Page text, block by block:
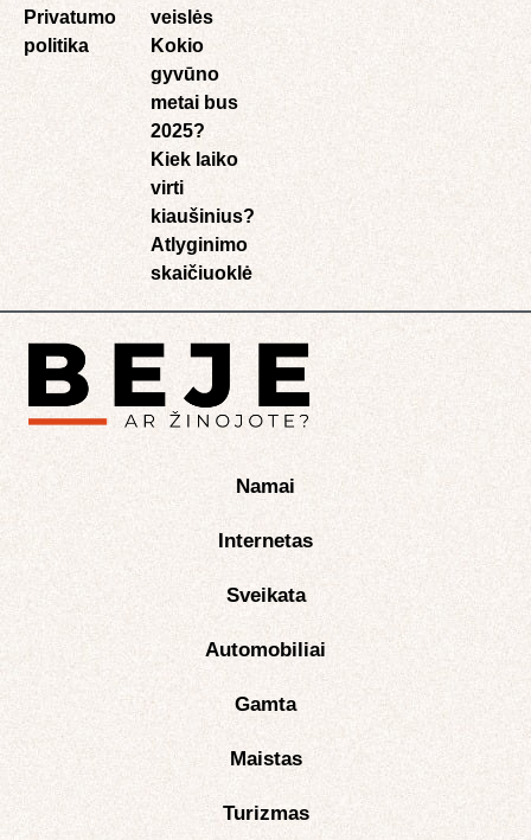
Privatumo
politika
veislės
Kokio
gyvūno
metai bus
2025?
Kiek laiko
virti
kiaušinius?
Atlyginimo
skaičiuoklė​
Namai
Internetas
Sveikata
Automobiliai
Gamta
Maistas
Turizmas